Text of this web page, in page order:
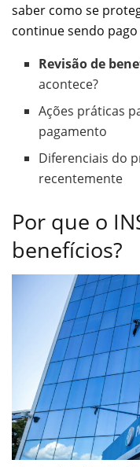
saber como se
continue sendo
Revisão de
acontece?
Ações práticas
pagamento
Diferenciais do
recentemente
Por que o
benefícios?